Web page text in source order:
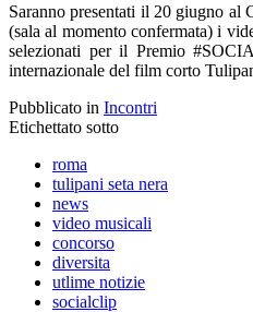
Saranno presentati il 20 giugno al
(sala al momento confermata) i
selezionati per il Premio
internazionale del film corto
Pubblicato in Incontri
Etichettato sotto
roma
tulipani seta nera
news
video musicali
concorso
diversita
utlime notizie
socialclip